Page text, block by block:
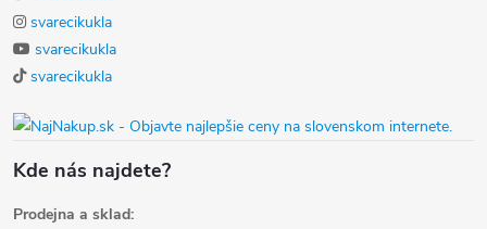
svarecikukla
svarecikukla
svarecikukla
Kde nás najdete?
Prodejna a sklad: